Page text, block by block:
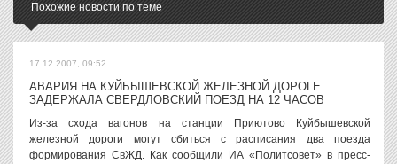
Похожие новости по теме
17.12.2007, 09:52
АВАРИЯ НА КУЙБЫШЕВСКОЙ ЖЕЛЕЗНОЙ ДОРОГЕ
ЗАДЕРЖАЛА СВЕРДЛОВСКИЙ ПОЕЗД НА 12 ЧАСОВ
Из-за схода вагонов на станции Приютово Куйбышевской
железной дороги могут сбиться с расписания два поезда
формирования СвЖД. Как сообщили ИА «Политсовет» в пресс-